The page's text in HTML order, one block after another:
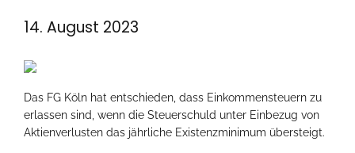
14. August 2023
Das FG Köln hat entschieden, dass Einkommensteuern zu
erlassen sind, wenn die Steuerschuld unter Einbezug von
Aktienverlusten das jährliche Existenzminimum übersteigt.